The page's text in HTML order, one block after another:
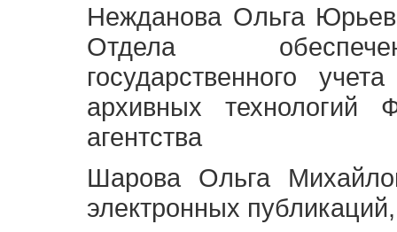
Нежданова Ольга
Отдела
государственного
архивных технологий
агентства
Шарова Ольга
электронных